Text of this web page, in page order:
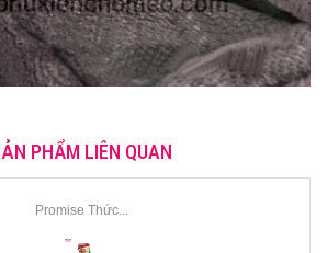
PHẨM LIÊN QUAN
Promise Thức...